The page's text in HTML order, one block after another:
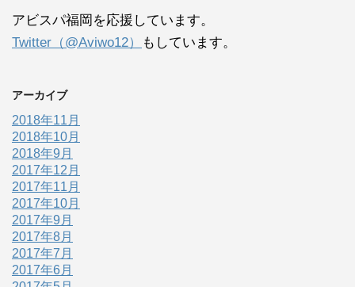
アビスパ福岡を応援しています。
Twitter（@Aviwo12）
もしています。
アーカイブ
2018年11月
2018年10月
2018年9月
2017年12月
2017年11月
2017年10月
2017年9月
2017年8月
2017年7月
2017年6月